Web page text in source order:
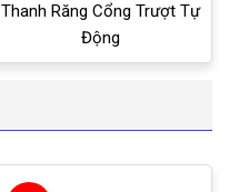
Thanh Răng Cổng Trượt Tự
Động